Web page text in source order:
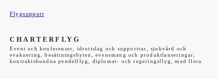
Flygsupport
CHARTERFLYG
Event och konferenser, idrottslag och supportrar, sjukvård och
evakuering, besättningsbyten, evenemang och produktlanseringar,
kontraktsbundna pendelflyg, diplomat- och regeringsflyg, med flera.